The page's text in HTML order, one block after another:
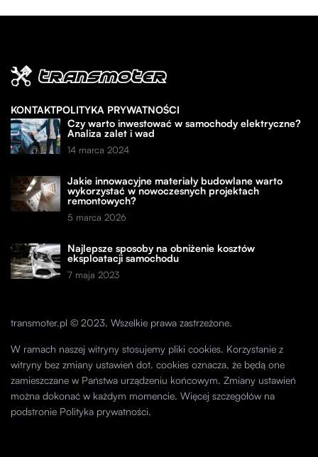
KONTAKTPOLITYKA PRYWATNOŚCI
Czy warto inwestować w samochody elektryczne?
Analiza zalet i wad
14 marca 2024
Jakie innowacyjne materiały budowlane warto
wykorzystać w nowoczesnych projektach
remontowych?
5 marca 2026
Najlepsze sposoby na obniżenie kosztów
eksploatacji samochodu
7 maja 2023
transmoter.pl © 2023. Wszelkie prawa zastrzeżone.
W ramach naszej witryny stosujemy pliki cookies. Korzystanie z
witryny bez zmiany ustawień dot. cookies oznacza, że będą one
zamieszczane w Państwa urządzeniu końcowym. Zmiany ustawień
można dokonać w każdym momencie. Więcej szczegółów na
podstronie Polityka prywatności.